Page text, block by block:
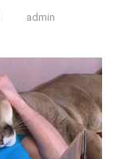
admin